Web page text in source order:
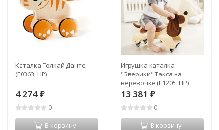
Каталка Толкай Данте
(E0363_HP)
4 274 ₽
0
В корзину
Игрушка каталка
"Зверики" Такса на
веревочке (E1205_HP)
13 381 ₽
0
В корзину